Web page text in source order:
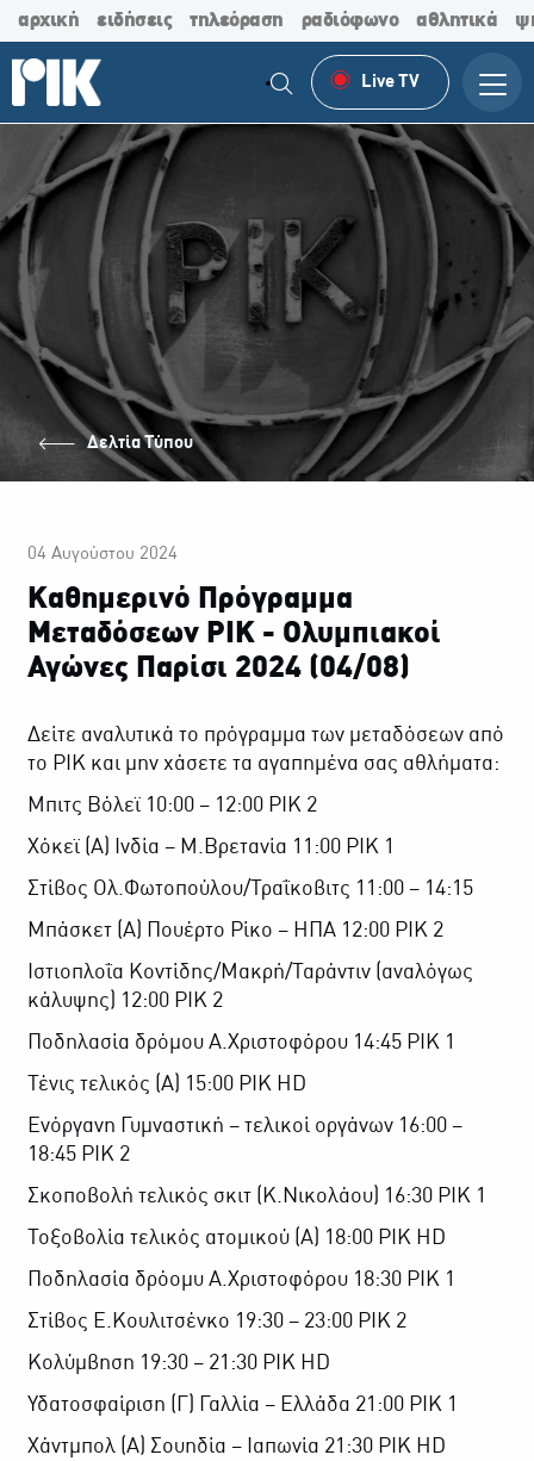
αρχική ειδήσεις τηλεόραση ραδιόφωνο αθλητικά
Live TV
Δελτία Τύπου
04 Αυγούστου 2024
Καθημερινό Πρόγραμμα
Μεταδόσεων ΡΙΚ - Ολυμπιακοί
Αγώνες Παρίσι 2024 (04/08)
Δείτε αναλυτικά το πρόγραμμα των μεταδόσεων από
το ΡΙΚ και μην χάσετε τα αγαπημένα σας αθλήματα:
Μπιτς Βόλεϊ 10:00 – 12:00 ΡΙΚ 2
Χόκεϊ (Α) Ινδία – Μ.Βρετανία 11:00 ΡΙΚ 1
Στίβος Ολ.Φωτοπούλου/Τραΐκοβιτς 11:00 – 14:15
Μπάσκετ (Α) Πουέρτο Ρίκο – ΗΠΑ 12:00 ΡΙΚ 2
Ιστιοπλοΐα Κοντίδης/Μακρή/Ταράντιν (αναλόγως
κάλυψης) 12:00 ΡΙΚ 2
Ποδηλασία δρόμου Α.Χριστοφόρου 14:45 ΡΙΚ 1
Τένις τελικός (Α) 15:00 ΡΙΚ HD
Ενόργανη Γυμναστική – τελικοί οργάνων 16:00 –
18:45 ΡΙΚ 2
Σκοποβολή τελικός σκιτ (Κ.Νικολάου) 16:30 ΡΙΚ 1
Τοξοβολία τελικός ατομικού (Α) 18:00 ΡΙΚ HD
Ποδηλασία δρόομυ Α.Χριστοφόρου 18:30 ΡΙΚ 1
Στίβος Ε.Κουλιτσένκο 19:30 – 23:00 ΡΙΚ 2
Κολύμβηση 19:30 – 21:30 ΡΙΚ HD
Υδατοσφαίριση (Γ) Γαλλία – Ελλάδα 21:00 ΡΙΚ 1
Χάντμπολ (Α) Σουηδία – Ιαπωνία 21:30 ΡΙΚ HD